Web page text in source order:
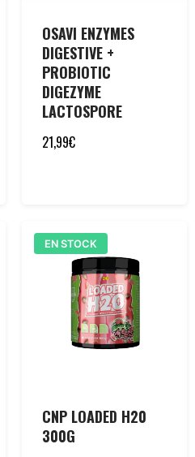
OSAVI ENZYMES
DIGESTIVE +
PROBIOTIC
DIGEZYME
LACTOSPORE
21,99€
EN STOCK
CNP LOADED H20
300G